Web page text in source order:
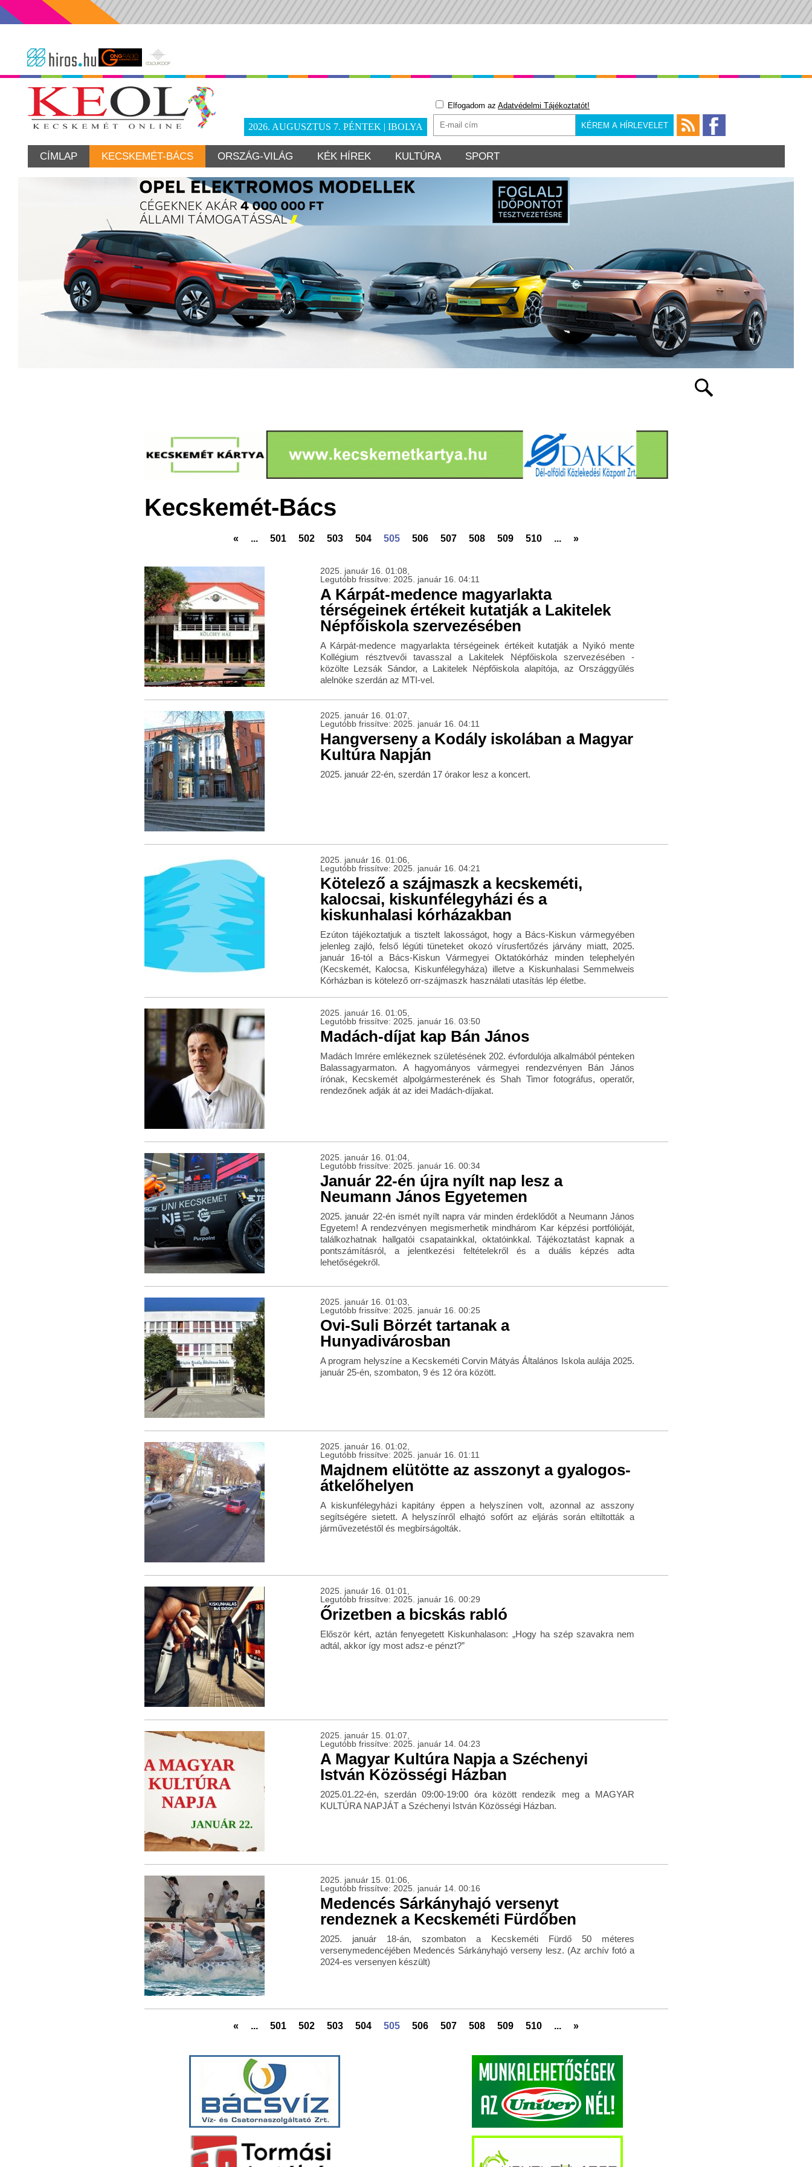
2026. AUGUSZTUS 7. PÉNTEK | IBOLYA
Elfogadom az Adatvédelmi Tájékoztatót!
CÍMLAP KECSKEMÉT-BÁCS ORSZÁG-VILÁG KÉK HÍREK KULTÚRA SPORT
Kecskemét-Bács
« ... 501 502 503 504 505 506 507 508 509 510 ... »
2025. január 16. 01:08,
Legutóbb frissítve: 2025. január 16. 04:11
A Kárpát-medence magyarlakta
térségeinek értékeit kutatják a Lakitelek
Népfőiskola szervezésében
A Kárpát-medence magyarlakta térségeinek értékeit kutatják a Nyikó mente
Kollégium résztvevői tavasszal a Lakitelek Népfőiskola szervezésében -
közölte Lezsák Sándor, a Lakitelek Népfőiskola alapítója, az Országgyűlés
alelnöke szerdán az MTI-vel.
2025. január 16. 01:07,
Legutóbb frissítve: 2025. január 16. 04:11
Hangverseny a Kodály iskolában a Magyar
Kultúra Napján
2025. január 22-én, szerdán 17 órakor lesz a koncert.
2025. január 16. 01:06,
Legutóbb frissítve: 2025. január 16. 04:21
Kötelező a szájmaszk a kecskeméti,
kalocsai, kiskunfélegyházi és a
kiskunhalasi kórházakban
Ezúton tájékoztatjuk a tisztelt lakosságot, hogy a Bács-Kiskun vármegyében
jelenleg zajló, felső légúti tüneteket okozó vírusfertőzés járvány miatt, 2025.
január 16-tól a Bács-Kiskun Vármegyei Oktatókórház minden telephelyén
(Kecskemét, Kalocsa, Kiskunfélegyháza) illetve a Kiskunhalasi Semmelweis
Kórházban is kötelező orr-szájmaszk használati utasítás lép életbe.
2025. január 16. 01:05,
Legutóbb frissítve: 2025. január 16. 03:50
Madách-díjat kap Bán János
Madách Imrére emlékeznek születésének 202. évfordulója alkalmából pénteken
Balassagyarmaton. A hagyományos vármegyei rendezvényen Bán János
írónak, Kecskemét alpolgármesterének és Shah Timor fotográfus, operatőr,
rendezőnek adják át az idei Madách-díjakat.
2025. január 16. 01:04,
Legutóbb frissítve: 2025. január 16. 00:34
Január 22-én újra nyílt nap lesz a
Neumann János Egyetemen
2025. január 22-én ismét nyílt napra vár minden érdeklődőt a Neumann János
Egyetem! A rendezvényen megismerhetik mindhárom Kar képzési portfólióját,
találkozhatnak hallgatói csapatainkkal, oktatóinkkal. Tájékoztatást kapnak a
pontszámításról, a jelentkezési feltételekről és a duális képzés adta
lehetőségekről.
2025. január 16. 01:03,
Legutóbb frissítve: 2025. január 16. 00:25
Ovi-Suli Börzét tartanak a
Hunyadivárosban
A program helyszíne a Kecskeméti Corvin Mátyás Általános Iskola aulája 2025.
január 25-én, szombaton, 9 és 12 óra között.
2025. január 16. 01:02,
Legutóbb frissítve: 2025. január 16. 01:11
Majdnem elütötte az asszonyt a gyalogos-
átkelőhelyen
A kiskunfélegyházi kapitány éppen a helyszínen volt, azonnal az asszony
segítségére sietett. A helyszínről elhajtó sofőrt az eljárás során eltiltották a
járművezetéstől és megbírságolták.
2025. január 16. 01:01,
Legutóbb frissítve: 2025. január 16. 00:29
Őrizetben a bicskás rabló
Először kért, aztán fenyegetett Kiskunhalason: „Hogy ha szép szavakra nem
adtál, akkor így most adsz-e pénzt?”
2025. január 15. 01:07,
Legutóbb frissítve: 2025. január 14. 04:23
A Magyar Kultúra Napja a Széchenyi
István Közösségi Házban
2025.01.22-én, szerdán 09:00-19:00 óra között rendezik meg a MAGYAR
KULTÚRA NAPJÁT a Széchenyi István Közösségi Házban.
2025. január 15. 01:06,
Legutóbb frissítve: 2025. január 14. 00:16
Medencés Sárkányhajó versenyt
rendeznek a Kecskeméti Fürdőben
2025. január 18-án, szombaton a Kecskeméti Fürdő 50 méteres
versenymedencéjében Medencés Sárkányhajó verseny lesz. (Az archív fotó a
2024-es versenyen készült)
« ... 501 502 503 504 505 506 507 508 509 510 ... »